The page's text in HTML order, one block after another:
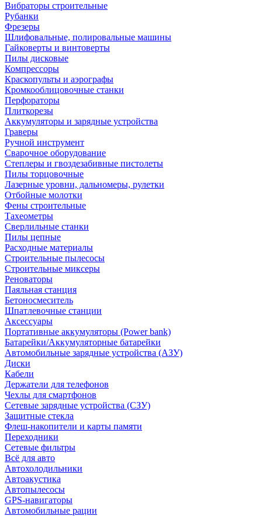
Вибраторы строительные
Рубанки
Фрезеры
Шлифовальные, полировальные машины
Гайковерты и винтоверты
Пилы дисковые
Компрессоры
Краскопульты и аэрографы
Кромкооблицовочные станки
Перфораторы
Плиткорезы
Аккумуляторы и зарядные устройства
Граверы
Ручной инструмент
Сварочное оборудование
Степлеры и гвоздезабивные пистолеты
Пилы торцовочные
Лазерные уровни, дальномеры, рулетки
Отбойные молотки
Фены строительные
Тахеометры
Сверлильные станки
Пилы цепные
Расходные материалы
Строительные пылесосы
Строительные миксеры
Реноваторы
Паяльная станция
Бетоносмеситель
Шпатлевочные станции
Аксессуары
Портативные аккумуляторы (Power bank)
Батарейки/Аккумуляторные батарейки
Автомобильные зарядные устройства (АЗУ)
Диски
Кабели
Держатели для телефонов
Чехлы для смартфонов
Сетевые зарядные устройства (СЗУ)
Защитные стекла
Флеш-накопители и карты памяти
Переходники
Сетевые фильтры
Всё для авто
Автохолодильники
Автоакустика
Автопылесосы
GPS-навигаторы
Автомобильные рации